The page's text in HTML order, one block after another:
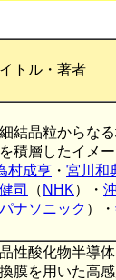
トル・著者
結晶粒からな
積層したイメ
村成亨 ・ 宮川和
司
（ NHK）・
パナソニック ）・
性酸化物半導
膜を用いた高